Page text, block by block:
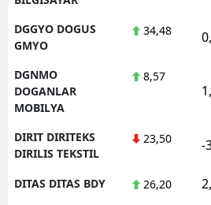
DGGYO DOGUS
GMYO
34,48
DGNMO
DOGANLAR
MOBILYA
8,57
DIRIT DIRITEKS
DIRILIS TEKSTIL
23,50 -
DITAS DITAS BDY 26,20